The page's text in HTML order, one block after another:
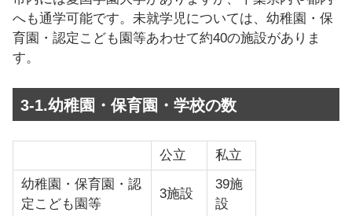
へも通学可能です。未就学児については、幼稚園・保
育園・認定こども園等あわせて約40の施設がありま
す。
3-1.幼稚園・保育園・学校の数
公立
私立
幼稚園・保育園・認
定こども園等
3施設
39施
設